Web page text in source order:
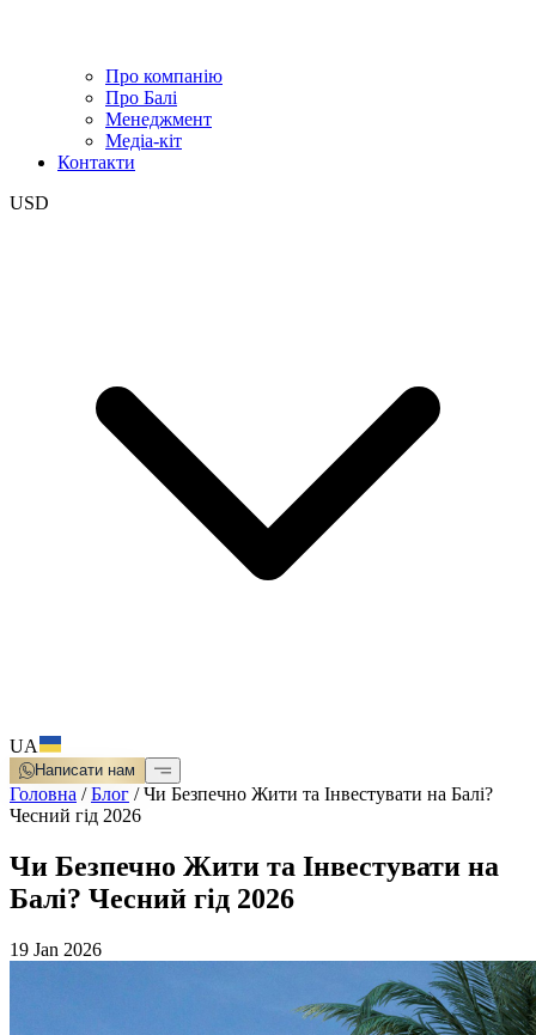
Про компанію
Про Балі
Менеджмент
Медіа-кіт
Контакти
USD
UA
Написати нам
Головна /Блог /Чи Безпечно Жити та Інвестувати на Балі?
Чесний гід 2026
Чи Безпечно Жити та Інвестувати на
Балі? Чесний гід 2026
19 Jan 2026